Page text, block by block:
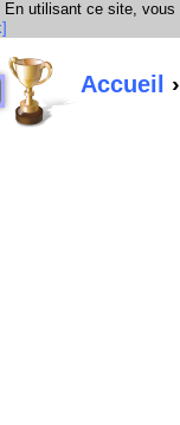
utilisant ce site, vous
Accueil